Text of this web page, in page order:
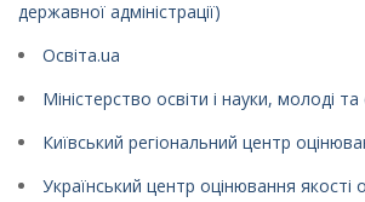
державної адміністрації)
Освіта.ua
Міністерство освіти і науки, молоді
Київський регіональний центр
Український центр оцінювання якості